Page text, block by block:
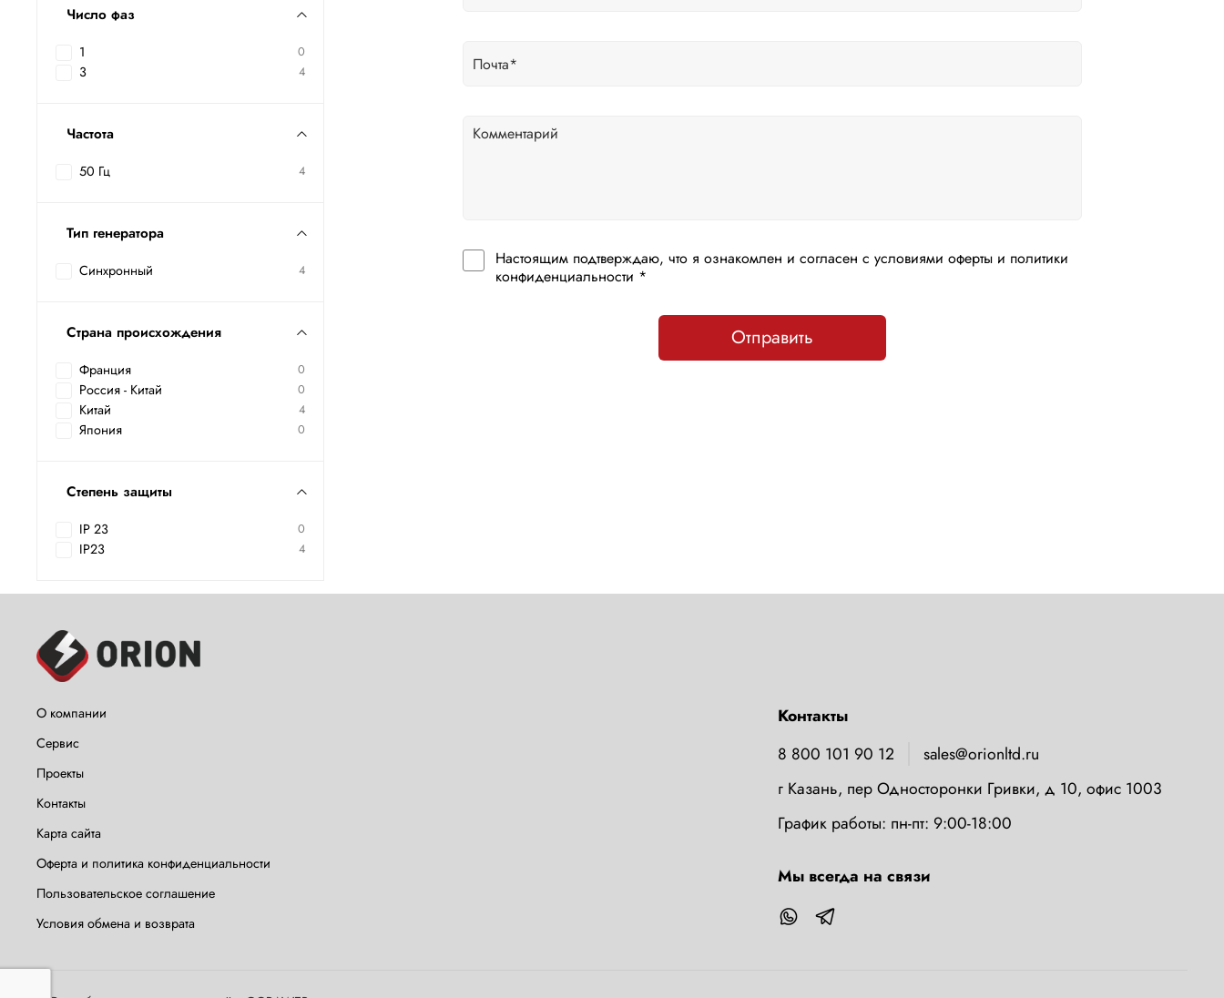
Настоящим подтверждаю, что я ознакомлен и согласен с условиями оферты и политики
конфиденциальности *
Отправить
Число фаз
1 0
3 4
Частота
50 Гц 4
Тип генератора
Синхронный 4
Страна происхождения
Франция 0
Россия - Китай 0
Китай 4
Япония 0
Степень защиты
IP 23 0
IP23 4
О компании
Сервис
Проекты
Контакты
Карта сайта
Оферта и политика конфиденциальности
Пользовательское соглашение
Условия обмена и возврата
Контакты
8 800 101 90 12
sales@orionltd.ru
г Казань, пер Односторонки Гривки, д 10, офис 1003
График работы: пн-пт: 9:00-18:00
Мы всегда на связи